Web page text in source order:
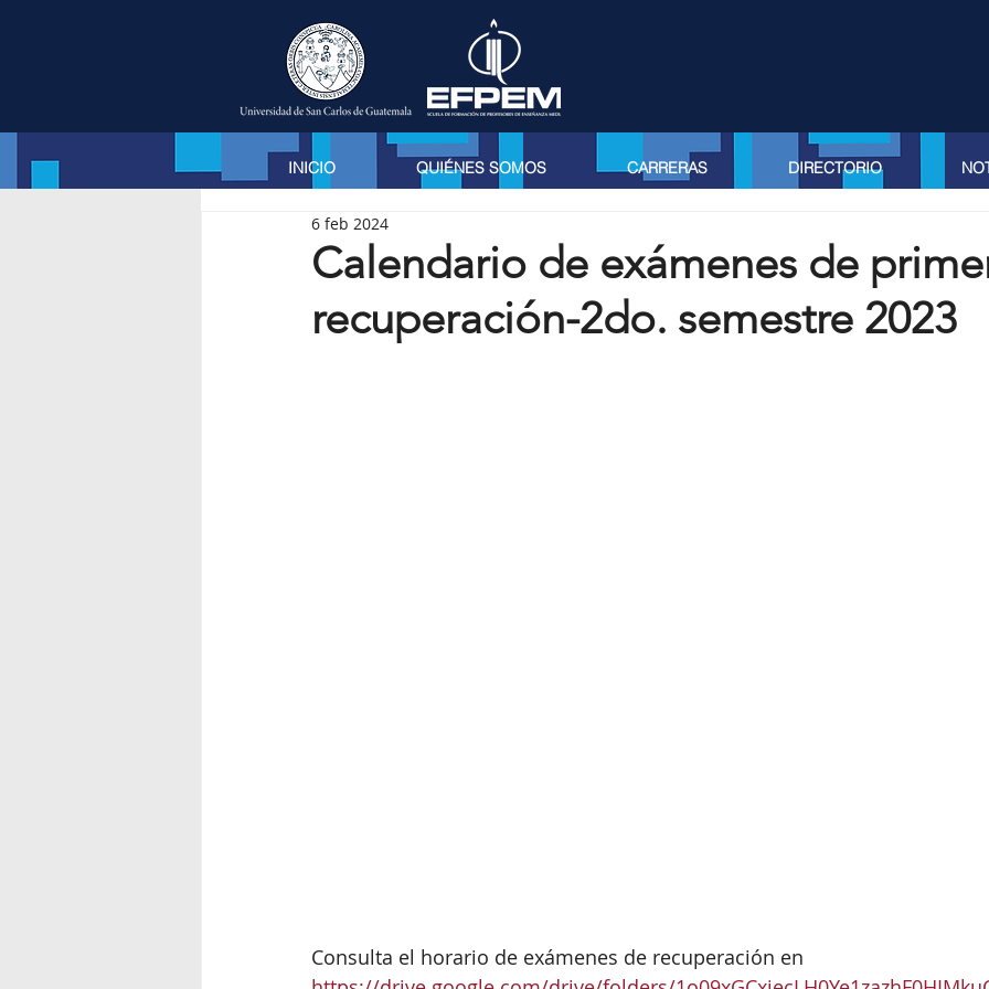
INICIO QUIÉNES SOMOS CARRERAS DIRECTORIO
Calendario de exámenes de
recuperación-2do. semestre 2023
6 feb 2024
Consulta el horario de exámenes de recuperación en